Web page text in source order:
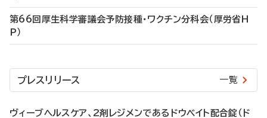
第66回厚生科学審議会予防接種・ワクチン分科会（厚労省H
P）
プレスリリース 一覧
ヴィーブヘルスケア、2剤レジメンであるドウベイト配合錠（ド